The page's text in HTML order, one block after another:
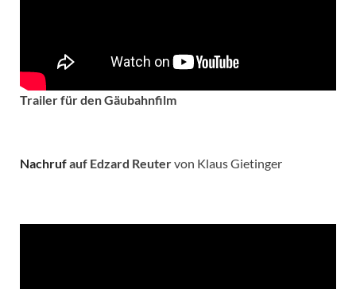
Trailer für den Gäubahnfilm
Nachrufauf Edzard Reutervon Klaus Gietinger